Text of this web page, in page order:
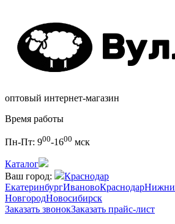
оптовый интернет-магазин
Время работы
Пн-Пт: 900-1600 мск
Каталог
Ваш город:
Краснодар
ЕкатеринбургИвановоКраснодар
НовгородНовосибирск
Заказать звонокЗаказать прайс-лист